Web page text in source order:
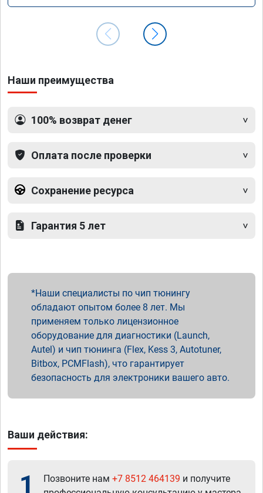
Наши преимущества
100% возврат денег
Оплата после проверки
Сохранение ресурса
Гарантия 5 лет
Наши специалисты по чип тюнингу
обладают опытом более 8 лет. Мы
применяем только лицензионное
оборудование для диагностики (Launch,
Autel) и чип тюнинга (Flex, Kess 3, Autotuner,
Bitbox, PCMFlash), что гарантирует
безопасность для электроники вашего авто.
Ваши действия:
1 Позвоните нам +7 8512 464139 и получите